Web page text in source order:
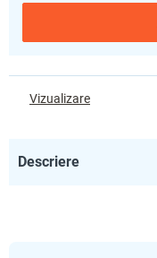
Vizualizare
Descriere